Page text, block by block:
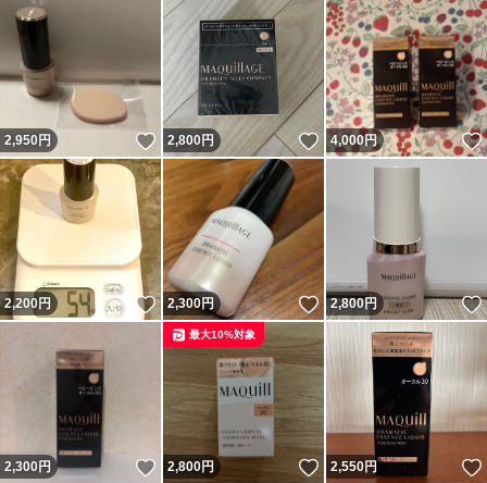
2,950円 いいね！
2,800円 いいね！
4,000円
2,200円 いいね！
2,300円 いいね！
2,800円
2,300円 いいね！
2,800円 いいね！
最大10%対象
2,550円